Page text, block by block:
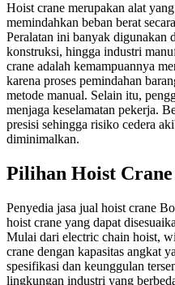
Hoist crane merupakan alat
memindahkan beban berat
Peralatan ini banyak digunakan
konstruksi, hingga industri
crane adalah kemampuannya
karena proses pemindahan
metode manual. Selain itu,
menjaga keselamatan pekerja.
presisi sehingga risiko cedera
diminimalkan.
Pilihan Hoist
Penyedia jasa jual hoist crane
hoist crane yang dapat
Mulai dari electric chain hoist,
crane dengan kapasitas angkat
spesifikasi dan keunggulan
lingkungan industri yang